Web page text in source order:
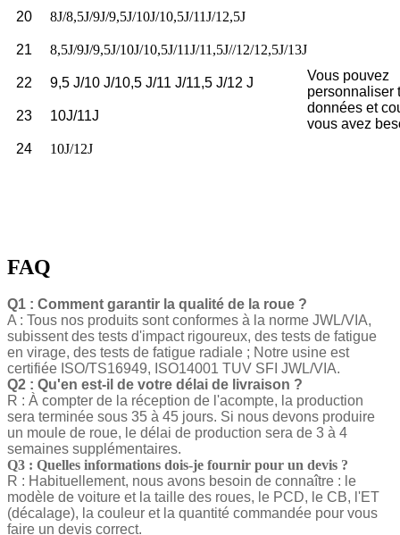
20 8J/8,5J/9J/9,5J/10J/10,5J/11J/12,5J
21
8,5J/9J/9,5J/10J/10,5J/11J/11,5J//12/12,5J/13J
Vous pouvez
personnaliser
données et
vous avez
22 9,5 J/10 J/10,5 J/11 J/11,5 J/12 J
23 10J/11J
24 10J/12J
FAQ
Q1 : Comment garantir la qualité de la roue ?
A : Tous nos produits sont conformes à la norme JWL/VIA,
subissent des tests d'impact rigoureux, des tests de fatigue
en virage, des tests de fatigue radiale ; Notre usine est
certifiée ISO/TS16949, ISO14001 TUV SFI JWL/VIA.
Q2 : Qu'en est-il de votre délai de livraison ?
R : À compter de la réception de l'acompte, la production
sera terminée sous 35 à 45 jours. Si nous devons produire
un moule de roue, le délai de production sera de 3 à 4
semaines supplémentaires.
Q3 : Quelles informations dois-je fournir pour un devis ?
R : Habituellement, nous avons besoin de connaître : le
modèle de voiture et la taille des roues, le PCD, le CB, l'ET
(décalage), la couleur et la quantité commandée pour vous
faire un devis correct.